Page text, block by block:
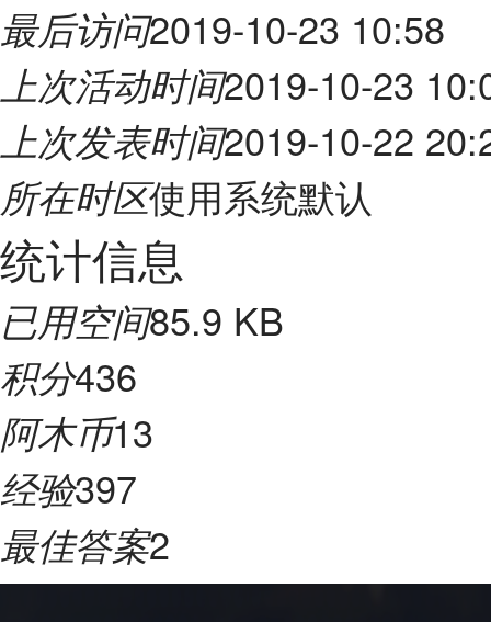
最后访问2019-10-23 10:58
上次活动时间2019-10-23
上次发表时间2019-10-22
所在时区使用系统默认
统计信息
已用空间85.9 KB
积分436
阿木币13
经验397
最佳答案2